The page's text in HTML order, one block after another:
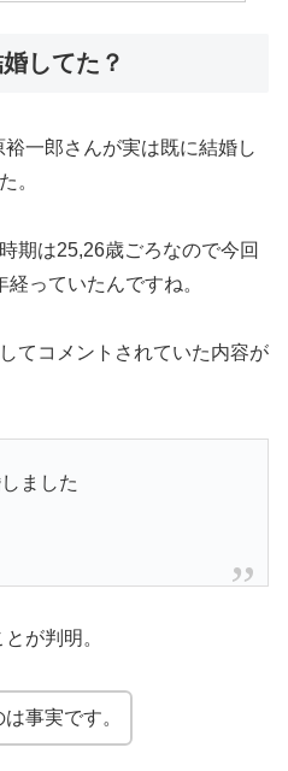
してた？
一郎さんが実は既に結婚し
。
期は25,26歳ごろなので今回
っていたんですね。
てコメントされていた内容が
ました
が判明。
事実です。